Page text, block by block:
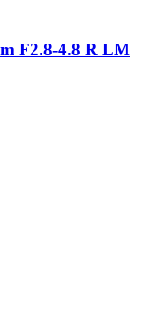
F2.8-4.8 R LM